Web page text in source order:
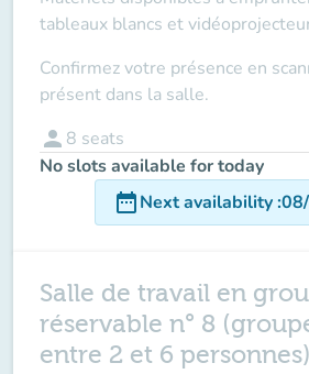
tableaux blancs et
Confirmez votre présence en
présent dans la salle.
person 8 seats
No slots available for today
date_rangeNext availability:
Salle de travail en
réservable n° 8
entre 2 et 6 personnes)